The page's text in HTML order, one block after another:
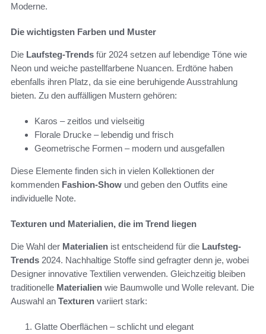
Moderne.
Die wichtigsten Farben und Muster
Die Laufsteg-Trends für 2024 setzen auf lebendige Töne wie
Neon und weiche pastellfarbene Nuancen. Erdtöne haben
ebenfalls ihren Platz, da sie eine beruhigende Ausstrahlung
bieten. Zu den auffälligen Mustern gehören:
Karos – zeitlos und vielseitig
Florale Drucke – lebendig und frisch
Geometrische Formen – modern und ausgefallen
Diese Elemente finden sich in vielen Kollektionen der
kommenden Fashion-Show und geben den Outfits eine
individuelle Note.
Texturen und Materialien, die im Trend liegen
Die Wahl der Materialien ist entscheidend für die Laufsteg-
Trends 2024. Nachhaltige Stoffe sind gefragter denn je, wobei
Designer innovative Textilien verwenden. Gleichzeitig bleiben
traditionelle Materialien wie Baumwolle und Wolle relevant. Die
Auswahl an Texturen variiert stark:
Glatte Oberflächen – schlicht und elegant